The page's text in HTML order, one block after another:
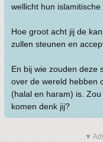
wellicht hun
Hoe groot acht jij de
zullen steunen en
En bij wie zouden deze
over de wereld hebben
(halal en haram) is.
komen denk jij?
▼